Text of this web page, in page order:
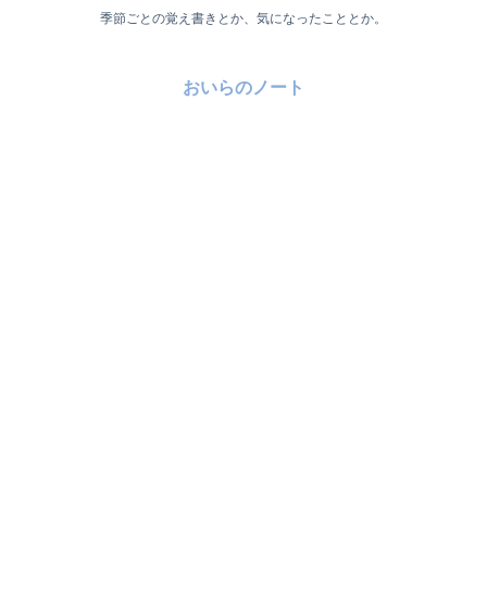
季節ごとの覚え書きとか、気になったこととか。
おいらのノート